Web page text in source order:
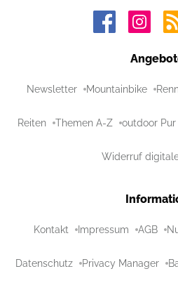
Newsletter Mountainbike
Reiten Themen A-Z outdoor Pur
Widerruf
Kontakt Impressum AGB
Datenschutz Privacy Manager